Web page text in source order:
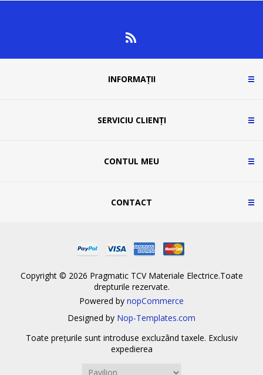
INFORMAȚII
SERVICIU CLIENȚI
CONTUL MEU
CONTACT
Copyright © 2026 Pragmatic TCV Materiale Electrice.Toate
drepturile rezervate.
Powered by nopCommerce
Designed by Nop-Templates.com
Toate prețurile sunt introduse excluzând taxele. Exclusiv
expedierea